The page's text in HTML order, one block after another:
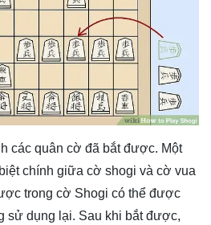
các quân cờ đã bắt được. Một
chính giữa cờ shogi và cờ vua
trong cờ Shogi có thể được
sử dụng lại. Sau khi bắt được,